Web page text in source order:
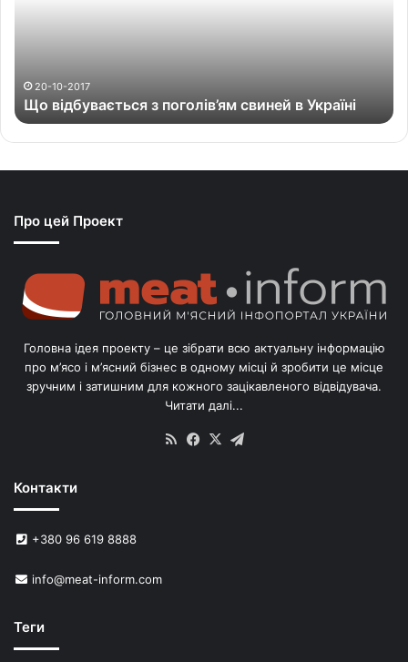
т
ь
п
о
е
й
У
р
ї
20-10-2017
Що відбувається з поголів’ям свиней в Україні
Про цей Проект
Головна ідея проекту – це зібрати всю актуальну інформацію
про м’ясо і м’ясний бізнес в одному місці й зробити це місце
зручним і затишним для кожного зацікавленого відвідувача.
Читати далі...
RSS Facebook
X
Контакти
+380 96 619 8888
info@meat-inform.com
Теги